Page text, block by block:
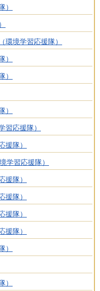
）
環境学習応援隊）
）
）
）
習応援隊）
援隊）
学習応援隊）
援隊）
援隊）
援隊）
援隊）
）
）